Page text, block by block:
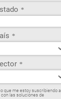
*
*
*
que me estoy suscribiendo a
las soluciones de